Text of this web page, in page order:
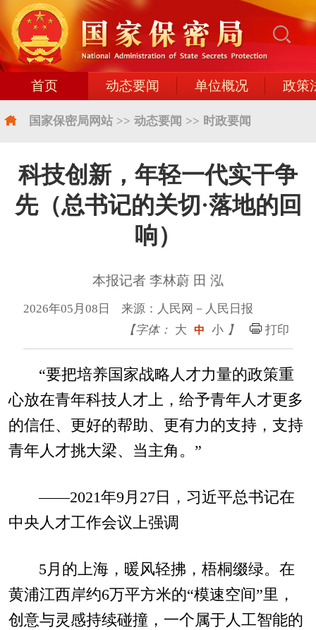
首页 动态要闻 单位概况 政策
国家保密局网站 >> 动态要闻 >> 时政要闻
科技创新，年轻一代实干争
先（总书记的关切·落地的回
响）
本报记者 李林蔚 田 泓
2026年05月08日 来源：人民网－人民日报
【字体： 大 中 小 】 打印
“要把培养国家战略人才力量的政策重
心放在青年科技人才上，给予青年人才更多
的信任、更好的帮助、更有力的支持，支持
青年人才挑大梁、当主角。”
——2021年9月27日，习近平总书记在
中央人才工作会议上强调
5月的上海，暖风轻拂，梧桐缀绿。在
黄浦江西岸约6万平方米的“模速空间”里，
创意与灵感持续碰撞，一个属于人工智能的